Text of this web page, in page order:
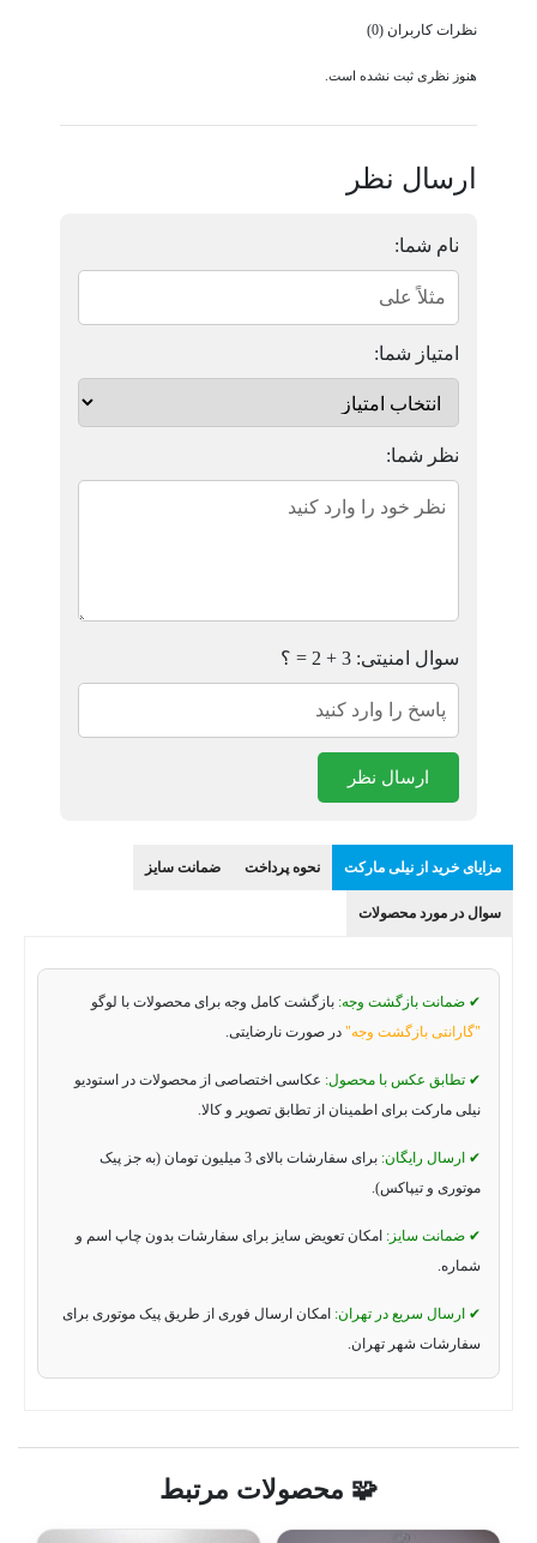
نظرات کاربران (0)
هنوز نظری ثبت نشده است.
ارسال نظر
نام شما:
امتیاز شما:
نظر شما:
سوال امنیتی: 3 + 2 = ؟
ارسال نظر
مزایای خرید از نیلی مارکت نحوه پرداخت ضمانت سایز
سوال در مورد محصولات
✔ ضمانت بازگشت وجه: بازگشت کامل وجه برای محصولات با لوگو
"گارانتی بازگشت وجه" در صورت نارضایتی.
✔ تطابق عکس با محصول: عکاسی اختصاصی از محصولات در استودیو
نیلی مارکت برای اطمینان از تطابق تصویر و کالا.
✔ ارسال رایگان:
برای سفارشات بالای 3 میلیون تومان (به جز پیک
موتوری و تیپاکس).
✔ ضمانت سایز: امکان تعویض سایز برای سفارشات بدون چاپ اسم و
شماره.
✔ ارسال سریع در تهران: امکان ارسال فوری از طریق پیک موتوری برای
سفارشات شهر تهران.
🧩 محصولات مرتبط